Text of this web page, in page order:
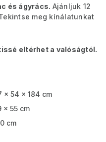
és ágyrács. Ajánljuk 12
meg kínálatunkat
eltérhet a valóságtól.
x 54 x 184 cm
x 55 cm
cm